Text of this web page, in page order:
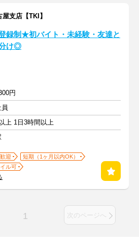
支店【TKI】
録制★初バイト・未経験・友達と
け◎
円
上 1日3時間以上
迎
短期（1ヶ月以内OK）
ル可
1 次のページへ